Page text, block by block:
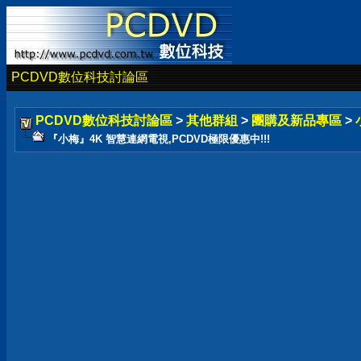
PCDVD數位科技討論區
PCDVD數位科技討論區 > 其他群組 > 團購及新品專區 >
『小梅』4K 智慧連網電視,PCDVD極限優惠中!!!